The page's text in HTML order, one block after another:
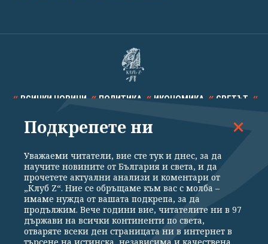
ВСИЧКИ НОВИНИ ПОЛИТИКА ИКОНОМИКА СВЕТЪТ
СПОРТ КУЛТУРА ТЕХНОЛОГИИ КАЛЕЙДОСКОП
Общи условия
Политика за поверителност
Реклама
Партньори Контакти
За Клуб Z
Подкрепете ни
Уважаеми читатели, вие сте тук и днес, за да
научите новините от България и света, и да
прочетете актуални анализи и коментари от
„Клуб Z“. Ние се обръщаме към вас с молба –
имаме нужда от вашата подкрепа, за да
продължим. Вече години вие, читателите ни в 97
държави на всички континенти по света,
отваряте всеки ден страницата ни в интернет в